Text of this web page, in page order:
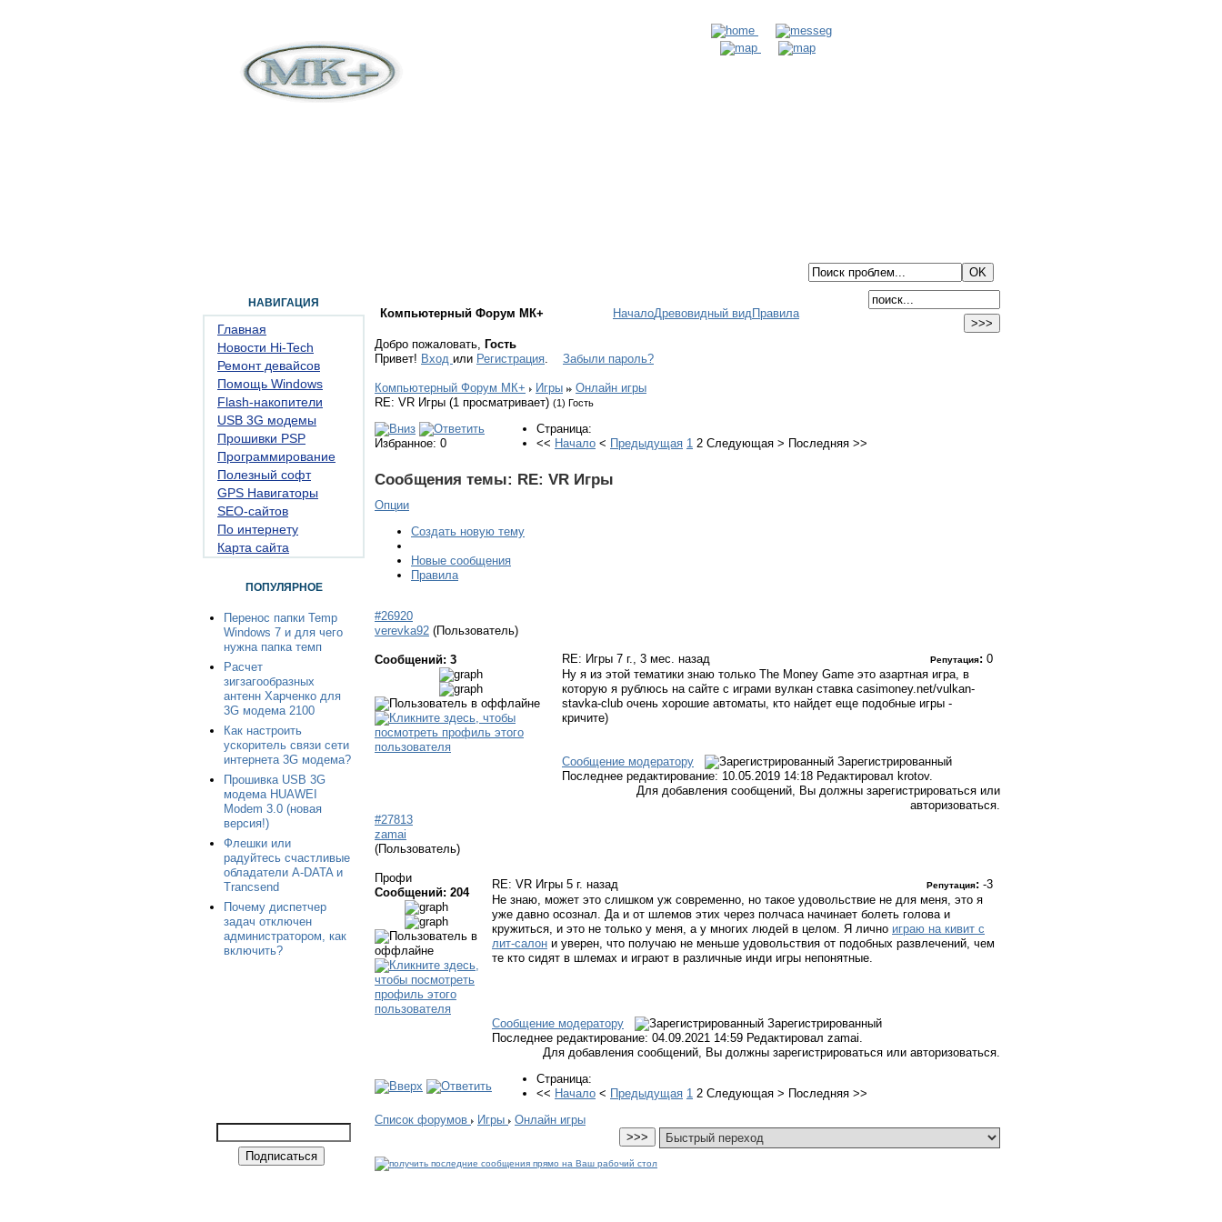
НАВИГАЦИЯ
Главная
Новости Hi-Tech
Ремонт девайсов
Помощь Windows
Flash-накопители
USB 3G модемы
Прошивки PSP
Программирование
Полезный софт
GPS Навигаторы
SEO-сайтов
По интернету
Карта сайта
ПОПУЛЯРНОЕ
Перенос папки Temp
Windows 7 и для чего
нужна папка темп
Расчет
зигзагообразных
антенн Харченко для
3G модема 2100
Как настроить
ускоритель связи сети
интернета 3G модема?
Прошивка USB 3G
модема HUAWEI
Modem 3.0 (новая
версия!)
Флешки или
радуйтесь счастливые
обладатели A-DATA и
Trancsend
Почему диспетчер
задач отключен
администратором, как
включить?
Компьютерный Форум МК+ НачалоДревовидный видПравила
Добро пожаловать, Гость
Привет! Вход или Регистрация. Забыли пароль?
Компьютерный Форум МК+ Игры
Онлайн игры
RE: VR Игры (1 просматривает) (1) Гость
Избранное: 0
Страница:
<< Начало < Предыдущая 1 2 Следующая > Последняя >>
Сообщения темы: RE: VR Игры
Опции
Создать новую тему
Новые сообщения
Правила
#26920
verevka92 (Пользователь)
Сообщений: 3 RE: Игры 7 г., 3 мес. назад Репутация: 0
Ну я из этой тематики знаю только The Money Game это азартная игра, в
которую я рублюсь на сайте с играми вулкан ставка casimoney.net/vulkan-
stavka-club очень хорошие автоматы, кто найдет еще подобные игры -
кричите)
Сообщение модератору
Зарегистрированный
Последнее редактирование: 10.05.2019 14:18 Редактировал krotov.
Для добавления сообщений, Вы должны зарегистрироваться или
авторизоваться.
#27813
zamai
(Пользователь)
Профи
Сообщений: 204
RE: VR Игры 5 г. назад Репутация: -3
Не знаю, может это слишком уж современно, но такое удовольствие не для меня, это я
уже давно осознал. Да и от шлемов этих через полчаса начинает болеть голова и
кружиться, и это не только у меня, а у многих людей в целом. Я лично играю на кивит с
лит-салон и уверен, что получаю не меньше удовольствия от подобных развлечений, чем
те кто сидят в шлемах и играют в различные инди игры непонятные.
Сообщение модератору
Зарегистрированный
Последнее редактирование: 04.09.2021 14:59 Редактировал zamai.
Для добавления сообщений, Вы должны зарегистрироваться или авторизоваться.
Страница:
<< Начало < Предыдущая 1 2 Следующая > Последняя >>
Список форумов
Игры Онлайн игры